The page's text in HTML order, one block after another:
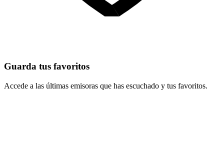
Guarda tus favoritos
Accede a las últimas emisoras que has escuchado y tus favoritos.